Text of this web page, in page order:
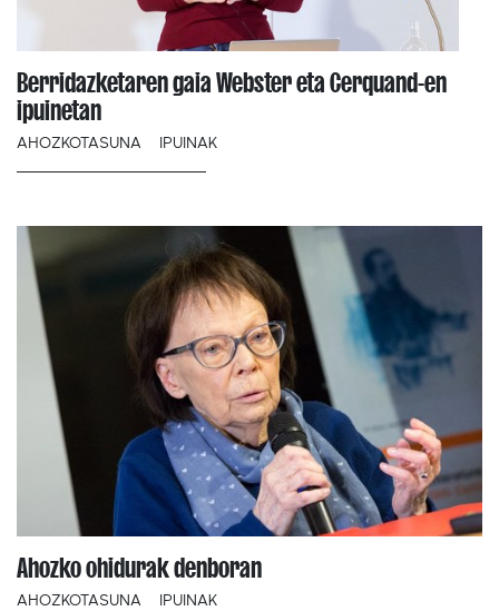
Berridazketaren gaia Webster eta Cerquand-en
ipuinetan
AHOZKOTASUNA IPUINAK
Ahozko ohidurak denboran
AHOZKOTASUNA IPUINAK